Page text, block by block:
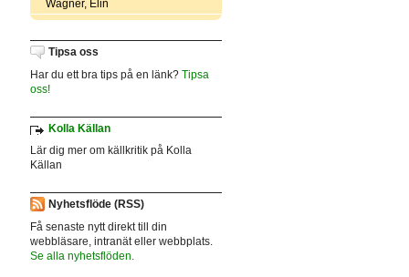
Wägner, Elin
Tipsa oss
Har du ett bra tips på en länk? Tipsa
oss!
Kolla Källan
Lär dig mer om källkritik på Kolla
Källan
Nyhetsflöde (RSS)
Få senaste nytt direkt till din
webbläsare, intranät eller webbplats.
Se alla nyhetsflöden.